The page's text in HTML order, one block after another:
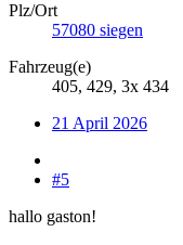
Plz/Ort
57080 siegen
Fahrzeug(e)
405, 429, 3x 434
21 April 2026
#5
hallo gaston!